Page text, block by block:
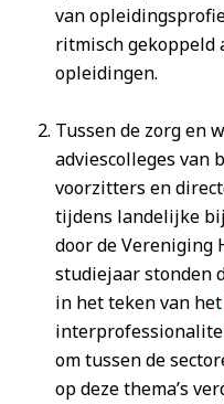
van
ritmisch gekoppeld
opleidingen.
Tussen de zorg en
adviescolleges van
voorzitters en
tijdens landelijke
door de Vereniging
studiejaar stonden
in het teken van het
om tussen de
op deze thema’s